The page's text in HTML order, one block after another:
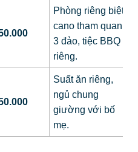
Phòng riêng biệt,
cano tham quan
3 đảo, tiệc BBQ
riêng.
Suất ăn riêng,
ngủ chung
giường với bố
mẹ.